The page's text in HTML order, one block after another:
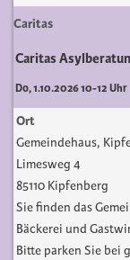
Caritas
Caritas
Do, 1.10.2026 10-12 Uhr
Ort
Gemeindehaus,
Limesweg 4
85110 Kipfenberg
Sie finden das
Bäckerei und
Bitte parken Sie bei